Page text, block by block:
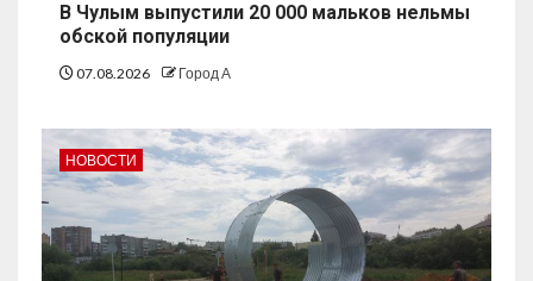
В Чулым выпустили 20 000 мальков нельмы
обской популяции
07.08.2026 Город А
НОВОСТИ